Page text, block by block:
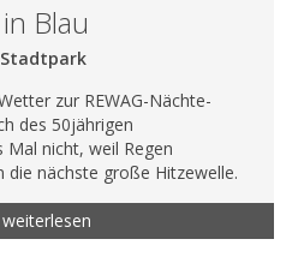
Blau
Stadtpark
zur REWAG-Nächte-
des 50jährigen
Mal nicht, weil Regen
nächste große Hitzewelle.
weiterlesen